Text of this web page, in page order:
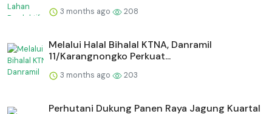
3 months ago 208
Melalui Halal Bihalal KTNA, Danramil
11/Karangnongko Perkuat...
3 months ago 203
Perhutani Dukung Panen Raya Jagung Kuartal